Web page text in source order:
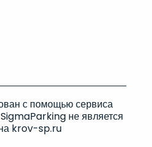
с помощью сервиса
не является
krov-sp.ru